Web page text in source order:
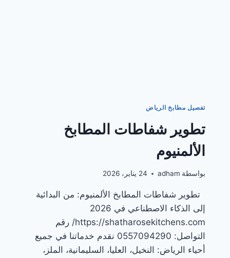
تفصيل مطابخ الرياض
تطوير شفاطات المطابخ
الألمنيوم
بواسطة adham 24 يناير، 2026
تطوير شفاطات المطابخ الألمنيوم: من البدائية
إلى الذكاء الاصطناعي في 2026
https://shatharosekitchens.com/ رقم
التواصل: 0557094290 نقدم خدماتنا في جميع
أحياء الرياض: النخيل، العليا، السليمانية، الملز،